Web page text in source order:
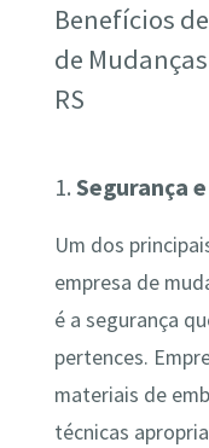
Benefícios
de
RS
1. Segurança
Um dos
empresa de
é a segurança
pertences.
materiais de
técnicas